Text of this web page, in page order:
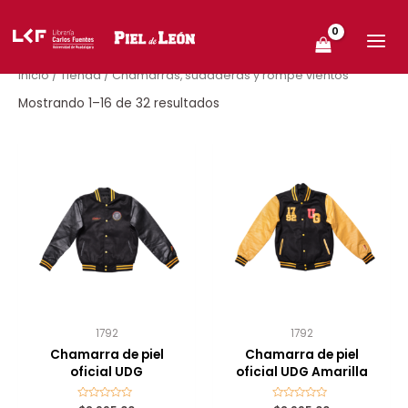
Inicio/Tienda/ Chamarras, sudaderas y rompe vientos
Mostrando 1–16 de 32 resultados
1792
Chamarra de piel
oficial UDG
1792
Chamarra de piel
oficial UDG Amarilla